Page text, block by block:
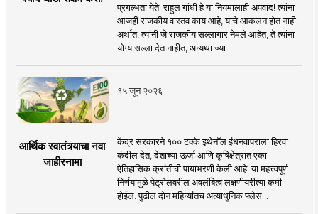
प्रगल्भता येते. राहुल गांधी हे या नियमालाही अपवाद! त्यांना
आजही राजकीय वास्तव काय आहे, याचे आकलन होत नाही.
अर्थात, त्यांनी जे राजकीय सल्लागार नेमले आहेत, ते त्यांना
योग्य सल्ला देत नाहीत, अन्यथा ज्या ..
१५ जून २०२६
आर्थिक स्वातंत्र्याचा नवा
जाहीरनामा
केंद्र सरकारने १०० टक्के इथेनॉल इंधनवापराला हिरवा
कंदील देत, देशाच्या ऊर्जा आणि कृषिक्षेत्रात एका
ऐतिहासिक क्रांतीची पायाभरणी केली आहे. या महत्त्वपूर्ण
निर्णयामुळे पेट्रोलवरील अवलंबित्व लक्षणीयरीत्या कमी
होईल. पुढील दोन महिन्यांतच अत्याधुनिक फ्लेस ..